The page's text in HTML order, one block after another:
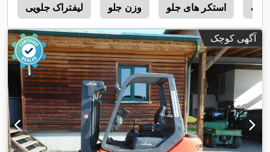
لیفتراک جلویی وزن جلو استکر های جلو
آگهی کوچک